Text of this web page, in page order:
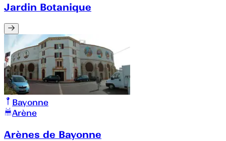
Jardin Botanique
Bayonne
Arène
Arènes de Bayonne